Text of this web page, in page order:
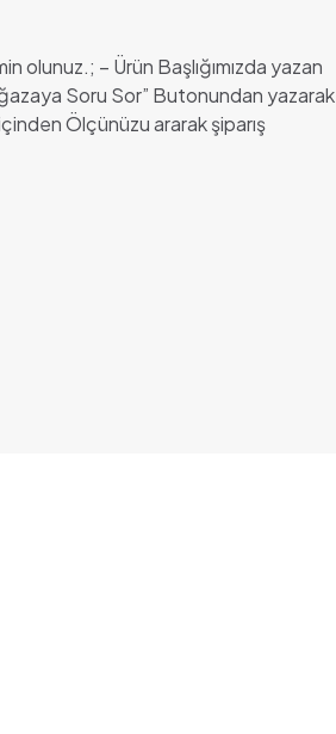
olunuz.; – Ürün Başlığımızda yazan
Soru Sor” Butonundan yazarak
Ölçünüzu ararak şiparış